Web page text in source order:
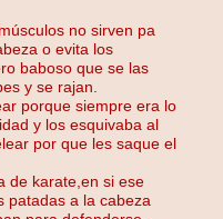
no sirven pa
o evita los
baboso que se las
y se rajan.
porque siempre era lo
y los esquivaba al
por que les saque el
de karate,en si ese
patadas a la cabeza